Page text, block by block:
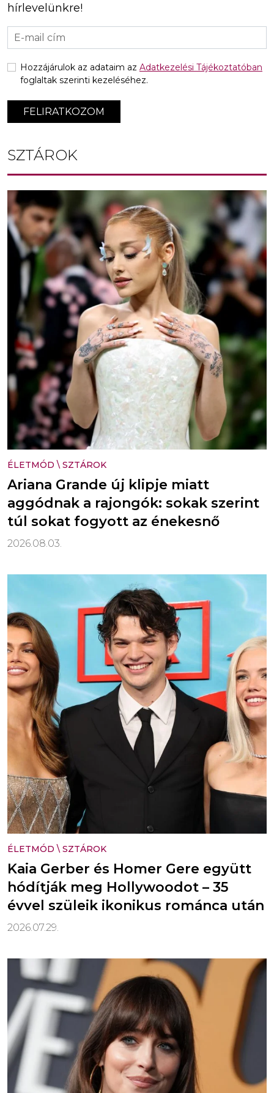
hírlevelünkre!
FELIRATKOZOM
Hozzájárulok az adataim az Adatkezelési Tájékoztatóban
foglaltak szerinti kezeléséhez.
SZTÁROK
ÉLETMÓD \ SZTÁROK
Ariana Grande új klipje miatt
aggódnak a rajongók: sokak szerint
túl sokat fogyott az énekesnő
2026.08.03.
ÉLETMÓD \ SZTÁROK
Kaia Gerber és Homer Gere együtt
hódítják meg Hollywoodot – 35
évvel szüleik ikonikus románca után
2026.07.29.